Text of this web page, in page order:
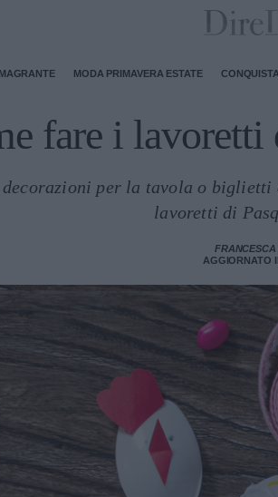
MODA PRIMAVERA ESTATE
fare i lavoretti
per la tavola o
lavoretti di
AGGIORNATO